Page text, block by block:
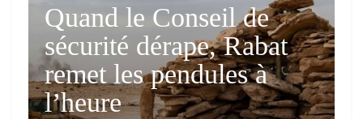
Quand le Conseil de
sécurité dérape, Rabat
remet les pendules à
l’heure